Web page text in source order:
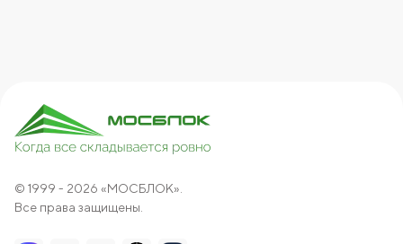
© 1999 - 2026 «МОСБЛОК».
Все права защищены.